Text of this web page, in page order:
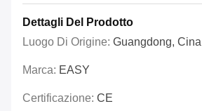
Dettagli Del Prodotto
Luogo Di Origine: Guangdong, Cina
Marca: EASY
Certificazione: CE